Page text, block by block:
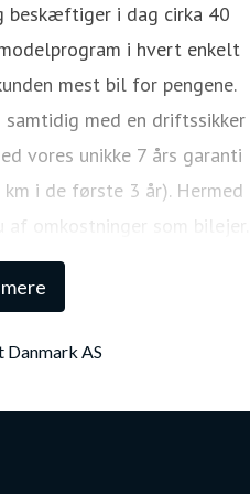
beskæftiger i dag cirka 40
i hvert enkelt
mest bil for pengene.
med en driftssikker
vores unikke 7 års garanti
i de første 3 år). Hermed
omkostninger som bilejer.
én af de højeste
markedet.